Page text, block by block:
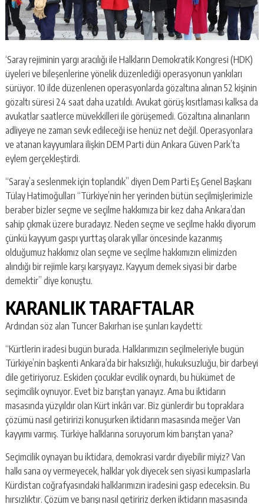
‘Saray rejiminin yargı aracılığı ile Halkların Demokratik Kongresi (HDK)
üyeleri ve bileşenlerine yönelik düzenlediği operasyonun yankıları
sürüyor. 10 ilde düzenlenen operasyonlarda gözaltına alınan 52 kişinin
gözaltı süresi 24 saat daha uzatıldı. Avukat görüş kısıtlaması kalksa da
avukatlar saatlerce müvekkilleri ile görüşemedi. Gözaltına alınanların
adliyeye ne zaman sevk edileceği ise henüz net değil. Operasyonlara
ve atanan kayyumlara ilişkin DEM Parti dün Ankara Güven Park’ta
eylem gerçekleştirdi.
“Saray’a seslenmek için toplandık” diyen Dem Parti Eş Genel Başkanı
Tülay Hatimoğulları “Türkiye’nin her yerinden bütün seçilmişlerimizle
beraber bizler seçme ve seçilme hakkımıza bir kez daha Ankara’dan
sahip çıkmak üzere buradayız. Neden seçme ve seçilme hakkı diyorum
çünkü kayyum gaspı yurttaş olarak yıllar öncesinde kazanmış
olduğumuz hakkımız olan seçme ve seçilme hakkımızın elimizden
alındığı bir rejimle karşı karşıyayız. Kayyum demek siyasi bir darbe
demektir” diye konuştu.
KARANLIK TARAFTALAR
Ardından söz alan Tuncer Bakırhan ise şunları kaydetti:
“Kürtlerin iradesi bugün burada. Halklarımızın seçilmeleriyle bugün
Türkiye’nin başkenti Ankara’da bir haksızlığı, hukuksuzluğu, bir darbeyi
dile getiriyoruz. Eskiden çocuklar evcilik oynardı, bu hükümet de
seçimcilik oynuyor. Evet biz barıştan yanayız. Ama bu iktidarın
masasında yüzyıldır olan Kürt inkârı var. Biz günlerdir bu topraklara
çözümü nasıl getiririzi konuşurken iktidarın masasında meğer Van
kayyımı varmış. Türkiye halklarına soruyorum kim barıştan yana?
Seçimcilik oynayan bu iktidara, demokrasi vardır diyebilir miyiz? Van
halkı sana oy vermeyecek, halklar yok diyecek sen siyasi kumpaslarla
Kürdistan coğrafyasındaki halklarımızın iradesini gasp edeceksin. Bu
hırsızlıktır. Çözüm ve barışı nasıl getiririz derken iktidarın masasında